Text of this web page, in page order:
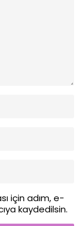
için adım, e-
kaydedilsin.